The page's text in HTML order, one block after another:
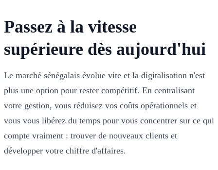
Passez à la vitesse
supérieure dès aujourd'hui
Le marché sénégalais évolue vite et la digitalisation n'est
plus une option pour rester compétitif. En centralisant
votre gestion, vous réduisez vos coûts opérationnels et
vous vous libérez du temps pour vous concentrer sur ce qui
compte vraiment : trouver de nouveaux clients et
développer votre chiffre d'affaires.